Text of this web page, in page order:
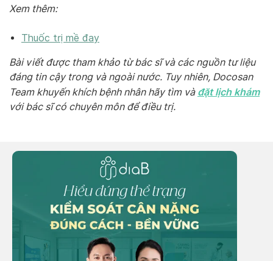
Xem thêm:
Thuốc trị mề đay
Bài viết được tham khảo từ bác sĩ và các nguồn tư liệu
đáng tin cậy trong và ngoài nước. Tuy nhiên, Docosan
Team khuyến khích bệnh nhân hãy tìm và đặt lịch khám
với bác sĩ có chuyên môn để điều trị.